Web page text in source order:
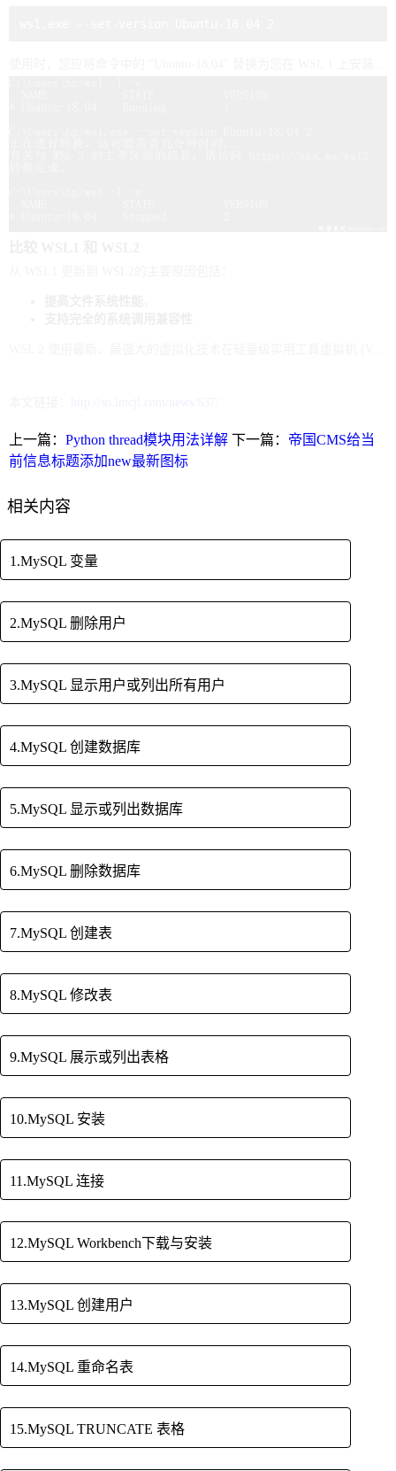
上一篇： Python thread模块用法详解 下一篇： 帝国CMS给当
前信息标题添加new最新图标
相关内容
1.MySQL 变量
2.MySQL 删除用户
3.MySQL 显示用户或列出所有用户
4.MySQL 创建数据库
5.MySQL 显示或列出数据库
6.MySQL 删除数据库
7.MySQL 创建表
8.MySQL 修改表
9.MySQL 展示或列出表格
10.MySQL 安装
11.MySQL 连接
12.MySQL Workbench下载与安装
13.MySQL 创建用户
14.MySQL 重命名表
15.MySQL TRUNCATE 表格